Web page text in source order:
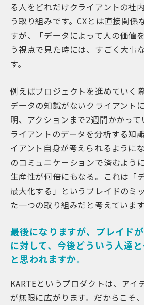
る人をどれだけクライアントの社
う取り組みです。CXとは直接関係
すが、「データによって人の価値
う視点で見た時には、すごく大事
す。
例えばプロジェクトを進めていく
データの知識がないクライアント
明、アクションまで2週間かかっ
ライアントのデータを分析する知
イアント自身が考えられるように
のコミュニケーションで済むよう
生産性が何倍にもなる。これは「
最大化する」というプレイドのミ
た一つの取り組みだと考えています
最後になりますが、プレイド
に対して、今後どういう人達
と思われますか。
KARTEというプロダクトは、アイ
が無限に広がります。だからこそ